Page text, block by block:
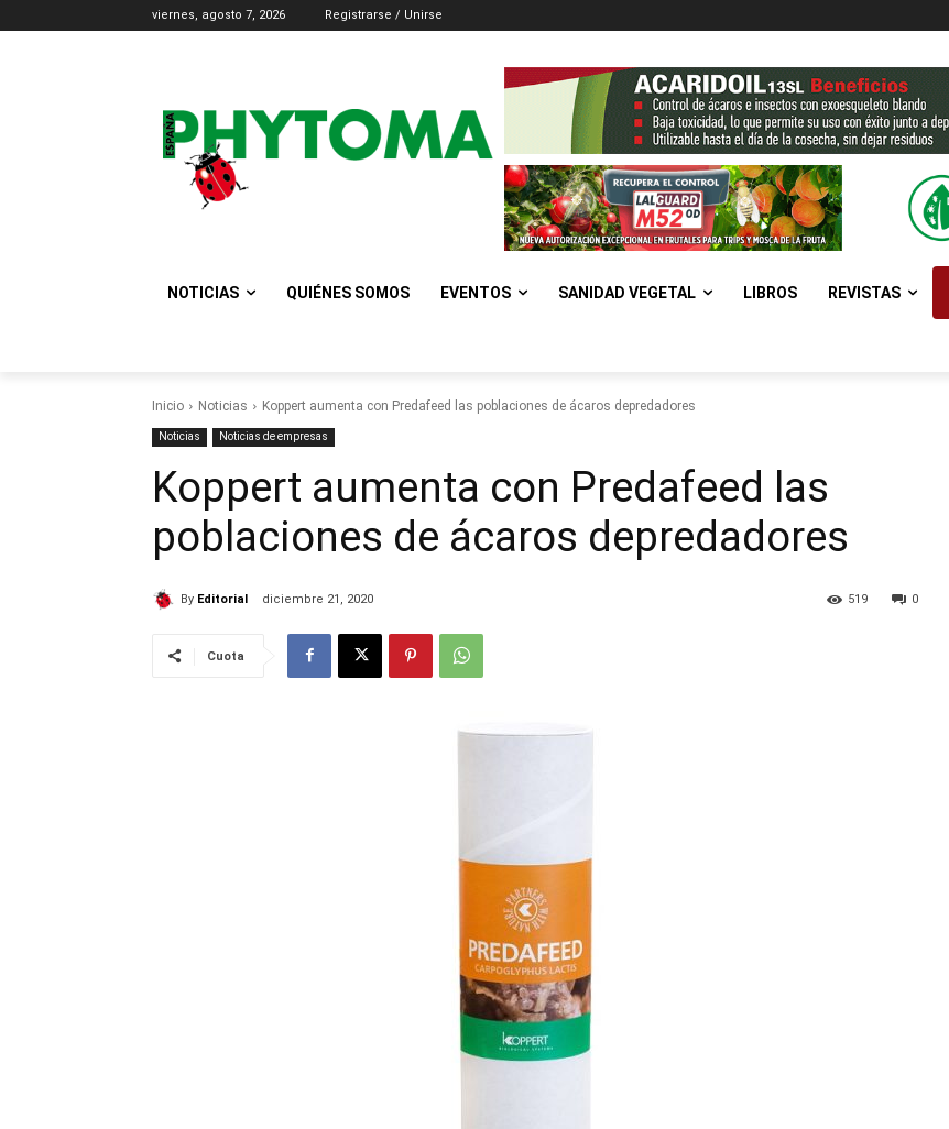
viernes, agosto 7, 2026 Registrarse / Unirse
NOTICIAS QUIÉNES SOMOS EVENTOS SANIDAD VEGETAL LIBROS REVISTAS
Inicio Noticias Koppert aumenta con Predafeed las poblaciones de ácaros depredadores
Noticias Noticias de empresas
Koppert aumenta con Predafeed las
poblaciones de ácaros depredadores
By Editorial diciembre 21, 2020 0
519
Cuota